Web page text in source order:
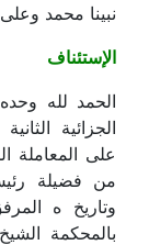
نبينا محمد
الإستئناف
الحمد لله
الجزائية
على المعاملة
من فضيلة
وتاريخ ه
بالمحكمة